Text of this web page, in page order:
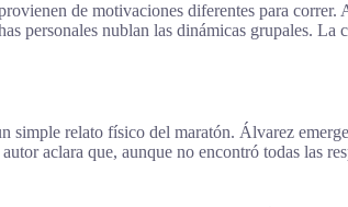
de motivaciones diferentes para
personales nublan las dinámicas grupales.
relato físico del maratón. Álvarez
aclara que, aunque no encontró todas las